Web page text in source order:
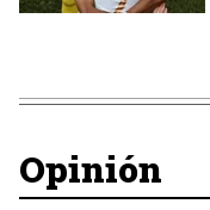
Opinión